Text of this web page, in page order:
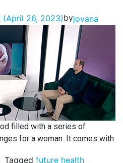
(April 26, 2023)byjovana
filled with a series of
for a woman. It comes with
Tagged future health